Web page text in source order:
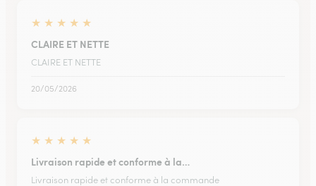
★ ★ ★ ★ ★
CLAIRE ET NETTE
CLAIRE ET NETTE
20/05/2026
★ ★ ★ ★ ★
Livraison rapide et conforme à la…
Livraison rapide et conforme à la commande